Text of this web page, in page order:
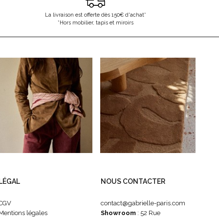
La livraison est offerte dès 150€ d'achat*
*Hors mobilier, tapis et miroirs
LÉGAL
légales
NOUS CONTACTER
contact@gabrielle-paris.com
Showroom : 52 Rue